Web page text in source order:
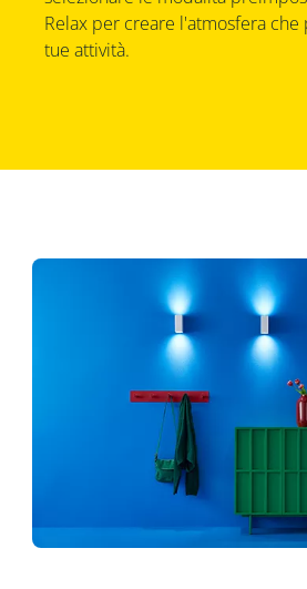
Relax per creare l'atmosfera che
tue attività.